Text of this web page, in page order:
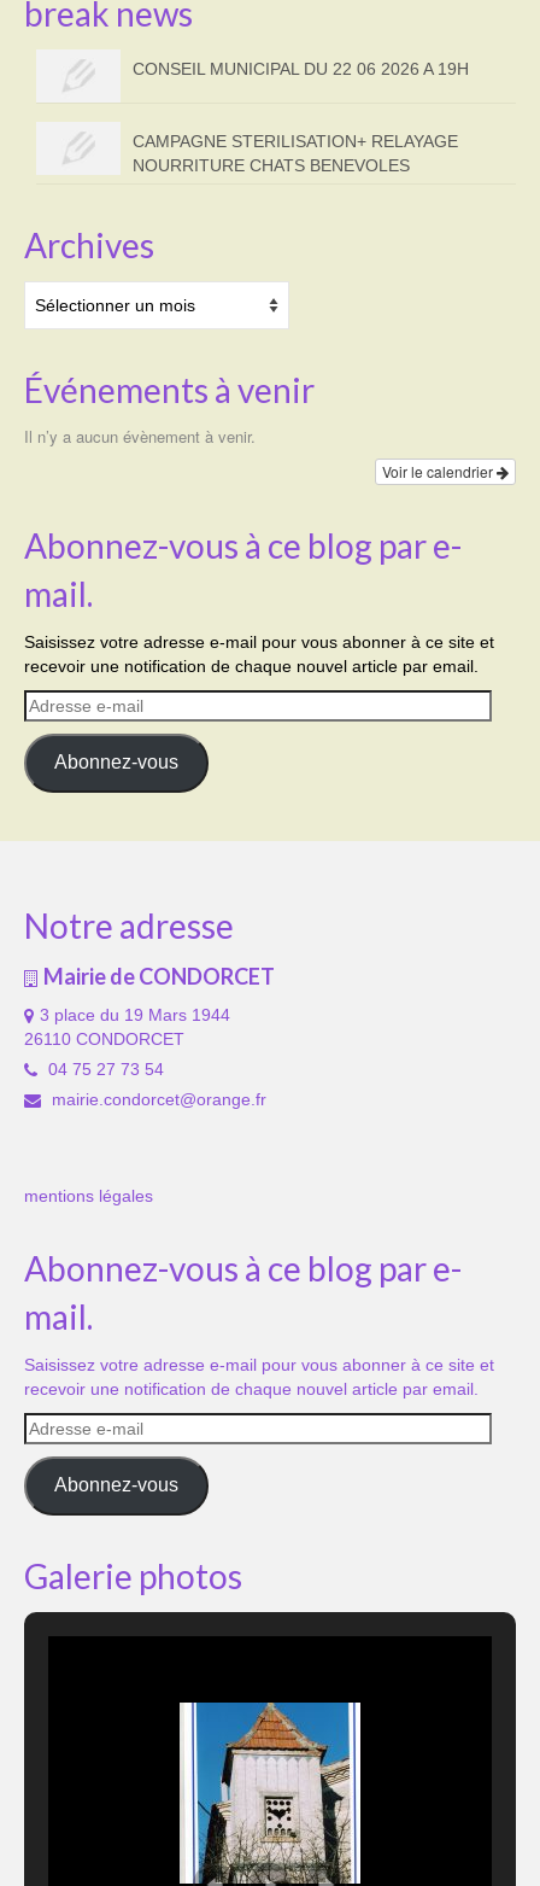
break news
CONSEIL MUNICIPAL DU 22 06 2026 A 19H
CAMPAGNE STERILISATION+ RELAYAGE
NOURRITURE CHATS BENEVOLES
Archives
Événements à venir
Il n’y a aucun évènement à venir.
Voir le calendrier
Abonnez-vous à ce blog par e-
mail.
Saisissez votre adresse e-mail pour vous abonner à ce site et
recevoir une notification de chaque nouvel article par email.
Adresse
e-
mail
Abonnez-vous
Notre adresse
Mairie de CONDORCET
3 place du 19 Mars 1944
26110 CONDORCET
04 75 27 73 54
mairie.condorcet@orange.fr
mentions légales
Abonnez-vous à ce blog par e-
mail.
Saisissez votre adresse e-mail pour vous abonner à ce site et
recevoir une notification de chaque nouvel article par email.
Adresse
e-
mail
Abonnez-vous
Galerie photos